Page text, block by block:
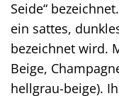
Seide“
ein sattes,
bezeichnet wird.
Beige,
hellgrau-beige).